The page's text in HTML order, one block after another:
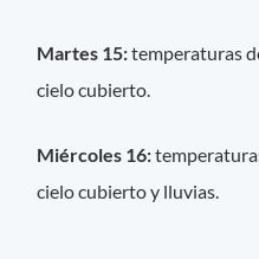
Martes 15:temperaturas
cielo cubierto.
Miércoles 16:
cielo cubierto y lluvias.